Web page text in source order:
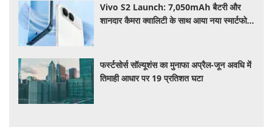
Vivo S2 Launch: 7,050mAh बैटरी और
शानदार कैमरा क्वालिटी के साथ आया नया स्मार्टफोन,
फर्स्टसोर्स सॉल्यूशंस का मुनाफा अप्रैल-जून अवधि में
तिमाही आधार पर 19 प्रतिशत घटा